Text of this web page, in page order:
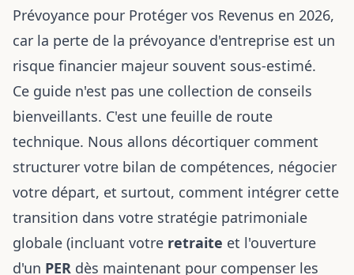
Prévoyance pour Protéger vos Revenus en 2026,
car la perte de la prévoyance d'entreprise est un
risque financier majeur souvent sous-estimé.
Ce guide n'est pas une collection de conseils
bienveillants. C'est une feuille de route
technique. Nous allons décortiquer comment
structurer votre bilan de compétences, négocier
votre départ, et surtout, comment intégrer cette
transition dans votre stratégie patrimoniale
globale (incluant votre retraite et l'ouverture
d'un PER dès maintenant pour compenser les